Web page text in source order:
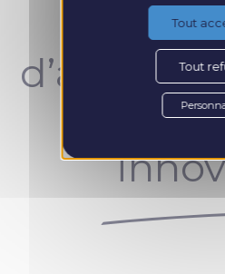
Un
Tout
Tout